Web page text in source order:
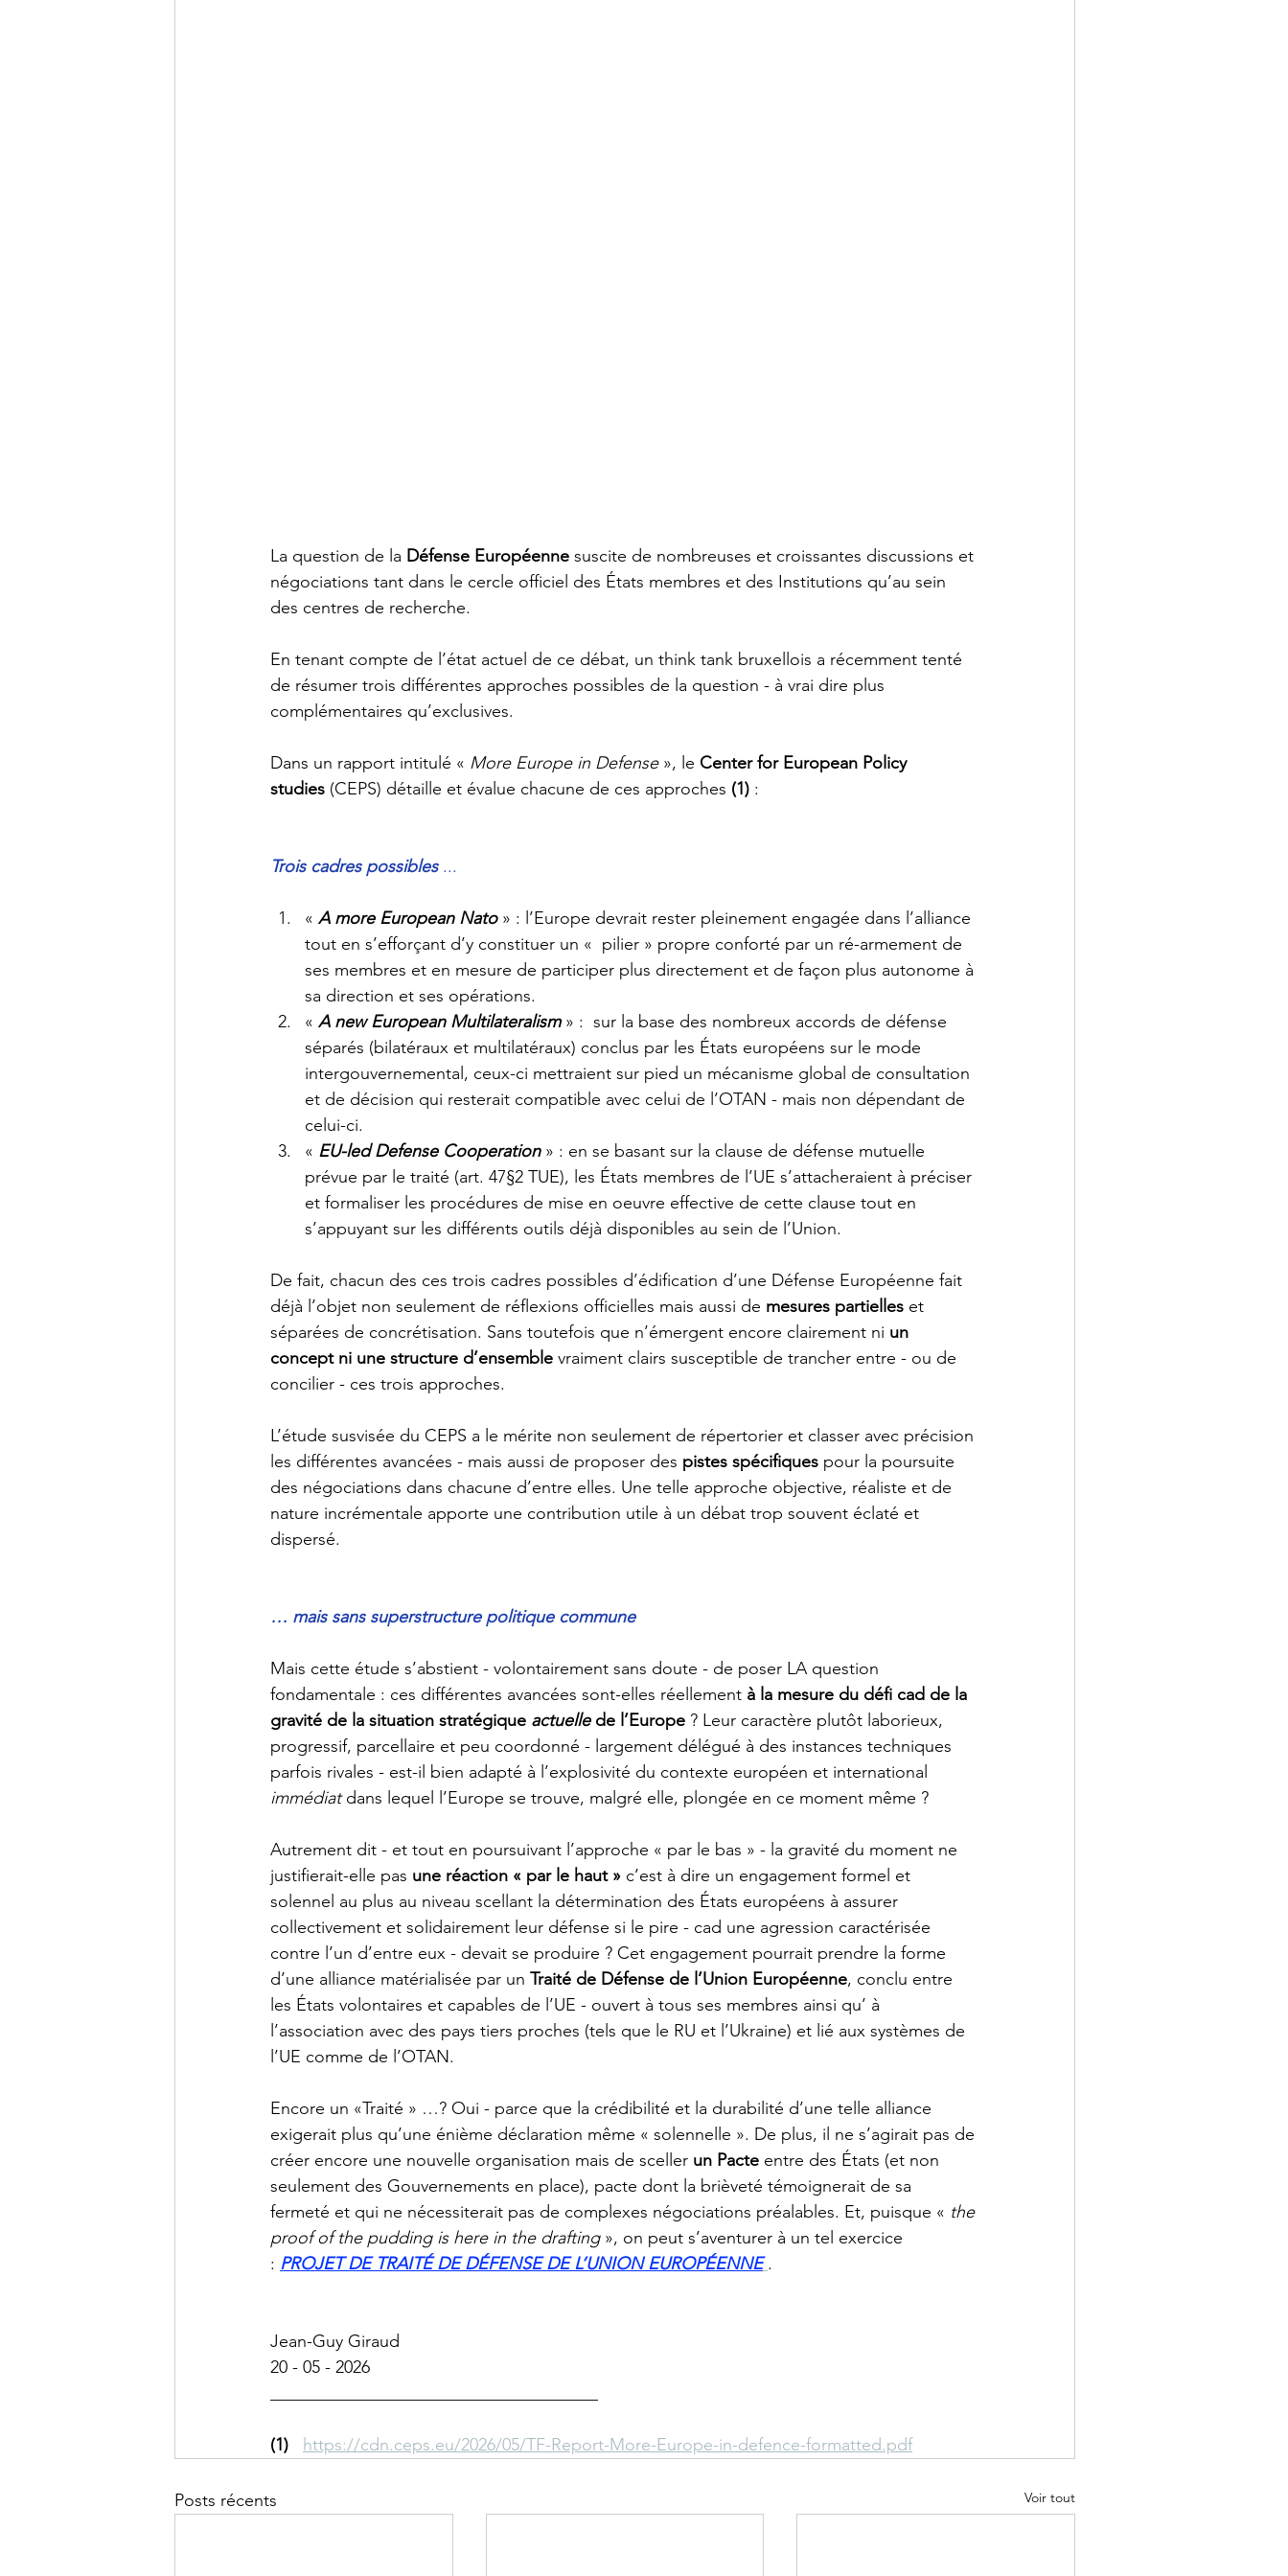
La question de la Défense Européenne suscite de nombreuses et croissantes discussions et
négociations tant dans le cercle officiel des États membres et des Institutions qu’au sein
des centres de recherche.
En tenant compte de l’état actuel de ce débat, un think tank bruxellois a récemment tenté
de résumer trois différentes approches possibles de la question - à vrai dire plus
complémentaires qu’exclusives.
Dans un rapport intitulé « More Europe in Defense », le Center for European Policy
studies (CEPS) détaille et évalue chacune de ces approches (1) :
Trois cadres possibles ...
« A more European Nato » : l’Europe devrait rester pleinement engagée dans l’alliance
tout en s’efforçant d’y constituer un «  pilier » propre conforté par un ré-armement de
ses membres et en mesure de participer plus directement et de façon plus autonome à
sa direction et ses opérations.
« A new European Multilateralism » :  sur la base des nombreux accords de défense
séparés (bilatéraux et multilatéraux) conclus par les États européens sur le mode
intergouvernemental, ceux-ci mettraient sur pied un mécanisme global de consultation
et de décision qui resterait compatible avec celui de l’OTAN - mais non dépendant de
celui-ci.
« EU-led Defense Cooperation » : en se basant sur la clause de défense mutuelle
prévue par le traité (art. 47§2 TUE), les États membres de l’UE s’attacheraient à préciser
et formaliser les procédures de mise en oeuvre effective de cette clause tout en
s’appuyant sur les différents outils déjà disponibles au sein de l’Union.
De fait, chacun des ces trois cadres possibles d’édification d’une Défense Européenne fait
déjà l’objet non seulement de réflexions officielles mais aussi de mesures partielles et
séparées de concrétisation. Sans toutefois que n’émergent encore clairement ni un
concept ni une structure d’ensemble vraiment clairs susceptible de trancher entre - ou de
concilier - ces trois approches.
L’étude susvisée du CEPS a le mérite non seulement de répertorier et classer avec précision
les différentes avancées - mais aussi de proposer des pistes spécifiques pour la poursuite
des négociations dans chacune d’entre elles. Une telle approche objective, réaliste et de
nature incrémentale apporte une contribution utile à un débat trop souvent éclaté et
dispersé.
… mais sans superstructure politique commune
Mais cette étude s’abstient - volontairement sans doute - de poser LA question
fondamentale : ces différentes avancées sont-elles réellement à la mesure du défi cad de la
gravité de la situation stratégique actuelle de l’Europe ? Leur caractère plutôt laborieux,
progressif, parcellaire et peu coordonné - largement délégué à des instances techniques
parfois rivales - est-il bien adapté à l’explosivité du contexte européen et international
immédiat dans lequel l’Europe se trouve, malgré elle, plongée en ce moment même ?
Autrement dit - et tout en poursuivant l’approche « par le bas » - la gravité du moment ne
justifierait-elle pas une réaction « par le haut » c’est à dire un engagement formel et
solennel au plus au niveau scellant la détermination des États européens à assurer
collectivement et solidairement leur défense si le pire - cad une agression caractérisée
contre l’un d’entre eux - devait se produire ? Cet engagement pourrait prendre la forme
d’une alliance matérialisée par un Traité de Défense de l’Union Européenne, conclu entre
les États volontaires et capables de l’UE - ouvert à tous ses membres ainsi qu’ à
l’association avec des pays tiers proches (tels que le RU et l’Ukraine) et lié aux systèmes de
l’UE comme de l’OTAN.
Encore un «Traité » …? Oui - parce que la crédibilité et la durabilité d’une telle alliance
exigerait plus qu’une énième déclaration même « solennelle ». De plus, il ne s’agirait pas de
créer encore une nouvelle organisation mais de sceller un Pacte entre des États (et non
seulement des Gouvernements en place), pacte dont la brièveté témoignerait de sa
fermeté et qui ne nécessiterait pas de complexes négociations préalables. Et, puisque « the
proof of the pudding is here in the drafting », on peut s’aventurer à un tel exercice
: PROJET DE TRAITÉ DE DÉFENSE DE L’UNION EUROPÉENNE .
Jean-Guy Giraud
20 - 05 - 2026
(1) https://cdn.ceps.eu/2026/05/TF-Report-More-Europe-in-defence-formatted.pdf
Posts récents Voir tout